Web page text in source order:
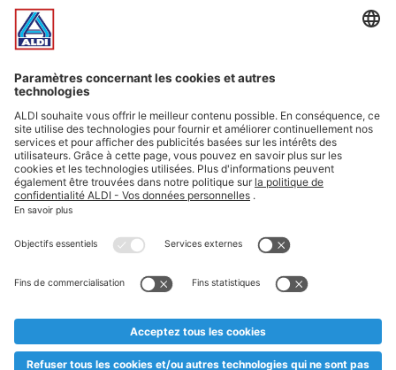
Offres
Infos essentielles
Suivez ALDI Belgique
Textes marqués d'un astérisque et mentions légales
* Nous vendons ces articles temporairement et jusqu'à
au cas où, malgré le planning bien étudié, nous serions
prématurément en rupture de stock. Prix Recupel et TVA incl.
** Sur ce site, l’utilisation de la forme masculine a été adoptée